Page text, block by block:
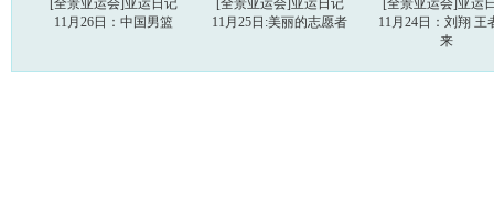
[全景亚运会]亚运日记
11月26日：中国男篮
[全景亚运会]亚运日记
11月25日:美丽的志愿者
[全景亚运会]亚运
11月24日：刘翔 王
来